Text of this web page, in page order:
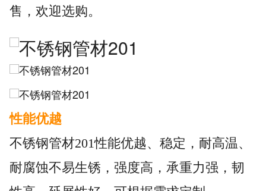
售，欢迎选购。
性能优越
不锈钢管材201性能优越、稳定，耐高温、
耐腐蚀不易生锈，强度高，承重力强，韧